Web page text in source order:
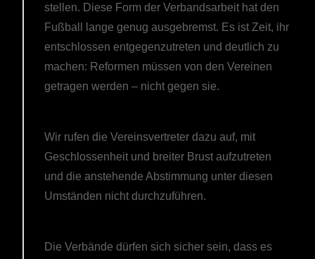
stellen. Diese Form der Verbandsarbeit hat den
Fußball lange genug ausgebremst. Es ist Zeit, ihr
entschlossen entgegenzutreten und deutlich zu
machen: Reformen müssen von den Vereinen
getragen werden – nicht gegen sie.
Wir rufen die Vereinsvertreter dazu auf, mit
Geschlossenheit und breiter Brust aufzutreten
und die anstehende Abstimmung unter diesen
Umständen nicht durchzuführen.
Die Verbände dürfen sich sicher sein, dass es